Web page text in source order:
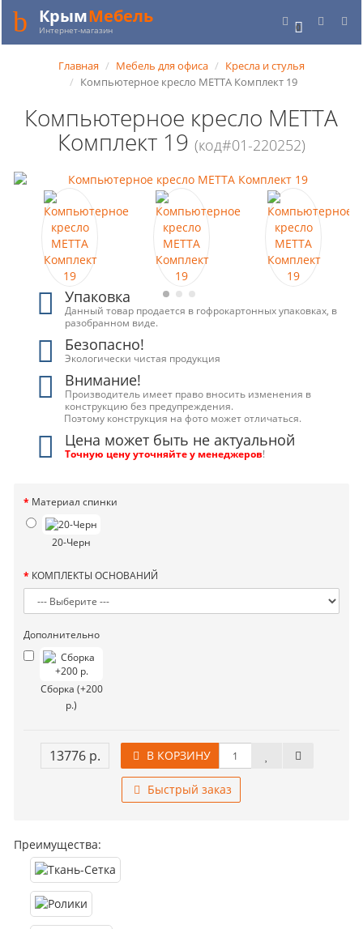
0
КрымМебель
Интернет-магазин
Главная Мебель для офиса
Кресла и стулья
Компьютерное кресло МЕТТА Комплект 19
Компьютерное кресло МЕТТА
Комплект 19 (код#01-220252)
Упаковка
Данный товар продается в гофрокартонных упаковках, в
разобранном виде.
Безопасно!
Экологически чистая продукция
Внимание!
Производитель имеет право вносить изменения в
конструкцию без предупреждения.
Поэтому конструкция на фото может отличаться.
Цена может быть не актуальной
Точную цену уточняйте у менеджеров!
Материал спинки
20-Черн
КОМПЛЕКТЫ ОСНОВАНИЙ
Дополнительно
Сборка (+200
р.)
13776 р. В КОРЗИНУ
Быстрый заказ
Преимущества: